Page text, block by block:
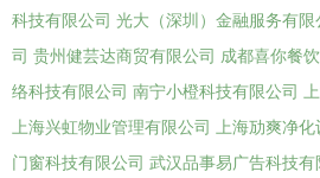
科技有限公司 光大（深圳）金融服务有限
司 贵州健芸达商贸有限公司 成都喜你餐
络科技有限公司 南宁小橙科技有限公司
上海兴虹物业管理有限公司
上海劢爽净
门窗科技有限公司 武汉品事易广告科技有